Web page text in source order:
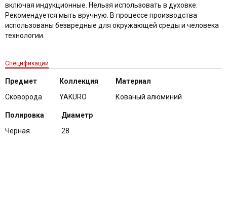
включая индукционные. Нельзя использовать в духовке.
Рекомендуется мыть вручную. В процессе производства
использованы безвредные для окружающей среды и человека
технологии.
Спецификации
Предмет
Сковорода
Коллекция
YAKURO
Материал
Кованый алюминий
Полировка
Черная
Диаметр
28